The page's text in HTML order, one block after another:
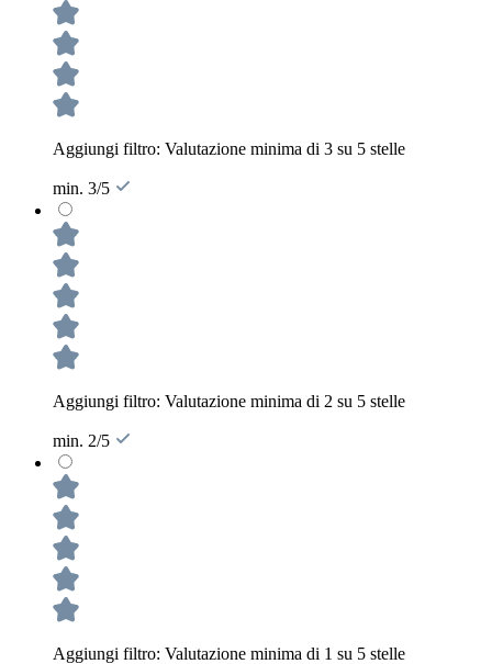
Aggiungi filtro: Valutazione minima di 3 su 5 stelle
min. 3/5
Aggiungi filtro: Valutazione minima di 2 su 5 stelle
min. 2/5
Aggiungi filtro: Valutazione minima di 1 su 5 stelle